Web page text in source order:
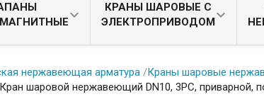
КРАНЫ ШАРОВЫЕ С
ЭЛЕКТРОПРИВОДОМ
нержавеющая арматура /Краны шаровые
Кран шаровой нержавеющий DN10, 3PC, приварной,